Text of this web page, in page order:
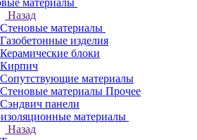
материалы
Назад
Стеновые материалы
Газобетонные изделия
Керамические блоки
Кирпич
Сопутствующие материалы
Стеновые материалы Прочее
Сэндвич панели
материалы
Назад